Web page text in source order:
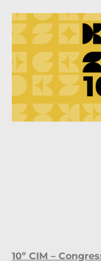
10º CIM –